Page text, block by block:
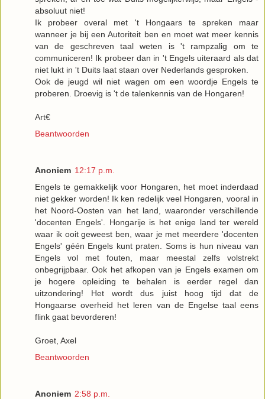
absoluut niet!
Ik probeer overal met 't Hongaars te spreken maar
wanneer je bij een Autoriteit ben en moet wat meer kennis
van de geschreven taal weten is 't rampzalig om te
communiceren! Ik probeer dan in 't Engels uiteraard als dat
niet lukt in 't Duits laat staan over Nederlands gesproken.
Ook de jeugd wil niet wagen om een woordje Engels te
proberen. Droevig is 't de talenkennis van de Hongaren!
Art€
Beantwoorden
Anoniem 12:17 p.m.
Engels te gemakkelijk voor Hongaren, het moet inderdaad
niet gekker worden! Ik ken redelijk veel Hongaren, vooral in
het Noord-Oosten van het land, waaronder verschillende
'docenten Engels'. Hongarije is het enige land ter wereld
waar ik ooit geweest ben, waar je met meerdere 'docenten
Engels' géén Engels kunt praten. Soms is hun niveau van
Engels vol met fouten, maar meestal zelfs volstrekt
onbegrijpbaar. Ook het afkopen van je Engels examen om
je hogere opleiding te behalen is eerder regel dan
uitzondering! Het wordt dus juist hoog tijd dat de
Hongaarse overheid het leren van de Engelse taal eens
flink gaat bevorderen!
Groet, Axel
Beantwoorden
Anoniem 2:58 p.m.